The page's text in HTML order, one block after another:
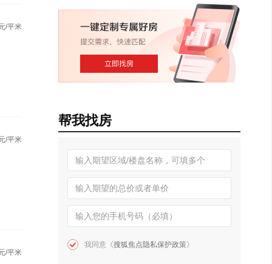
/平米
/平米
/平米
帮我找房
我同意《搜狐焦点隐私保护政策》